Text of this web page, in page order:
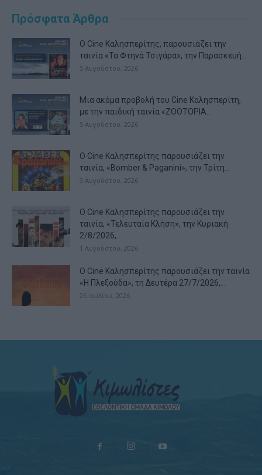
Πρόσφατα Άρθρα
Ο Cine Καλησπερίτης, παρουσιάζει την
ταινία «Τα Φτηνά Τσιγάρα», την Παρασκευή...
5 Αυγούστου, 2026
Μια ακόμα προβολή του Cine Καλησπερίτη,
με την παιδική ταινία «ZOOTOPIA...
5 Αυγούστου, 2026
Ο Cine Καλησπερίτης παρουσιάζει την
ταινία, «Bomber & Paganini», την Τρίτη...
3 Αυγούστου, 2026
Ο Cine Καλησπερίτης παρουσιάζει την
ταινία, «Τελευταία Κλήση», την Κυριακή
2/8/2026,...
1 Αυγούστου, 2026
Ο Cine Καλησπερίτης παρουσιάζει την ταινία
«Η Πλεξούδα», τη Δευτέρα 27/7/2026,...
26 Ιουλίου, 2026